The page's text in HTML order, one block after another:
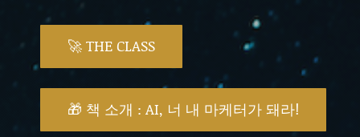
🚀 THE CLASS
🎁 책 소개 : AI, 너 내 마케터가 돼라!